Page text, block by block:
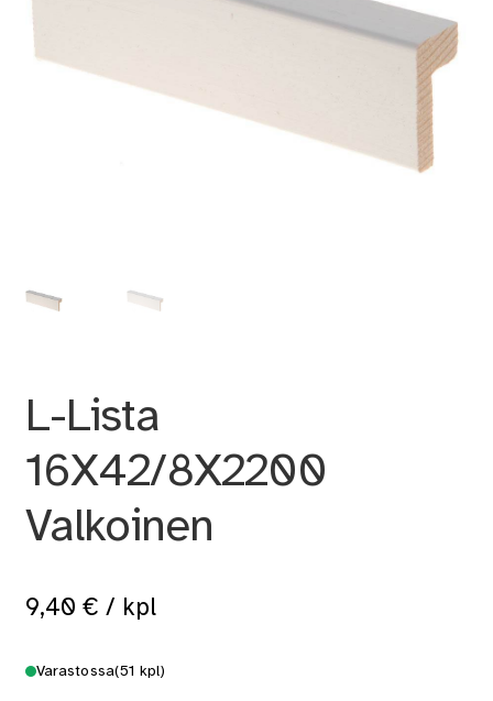
L-Lista
16X42/8X2200
Valkoinen
9,40 € / kpl
Varastossa(51 kpl)